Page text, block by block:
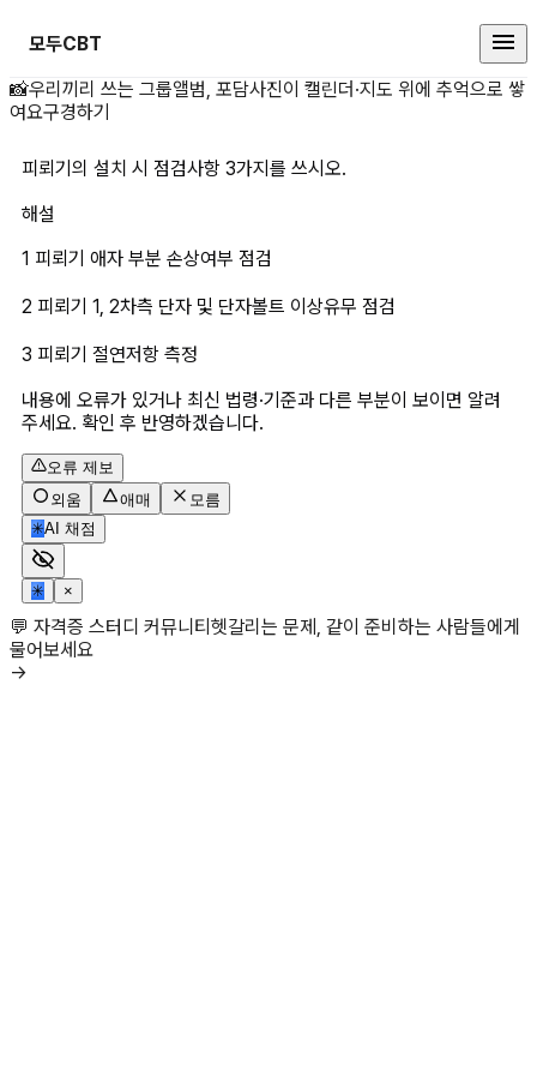
모두CBT
피뢰기의 설치 시 점검사항 3가지
📸우리끼리 쓰는 그룹앨범, 포담사진이 캘린더·지도 위에 추억으로 쌓
여요구경하기
피뢰기의 설치 시 점검사항 3가지를 쓰시오.
해설
1 피뢰기 애자 부분 손상여부 점검
2 피뢰기 1, 2차측 단자 및 단자볼트 이상유무 점검
3 피뢰기 절연저항 측정
내용에 오류가 있거나 최신 법령·기준과 다른 부분이 보이면 알려
주세요. 확인 후 반영하겠습니다.
오류 제보
외움
애매
모름
✳AI 채점
✳ ×
💬 자격증 스터디 커뮤니티헷갈리는 문제, 같이 준비하는 사람들에게
물어보세요
→